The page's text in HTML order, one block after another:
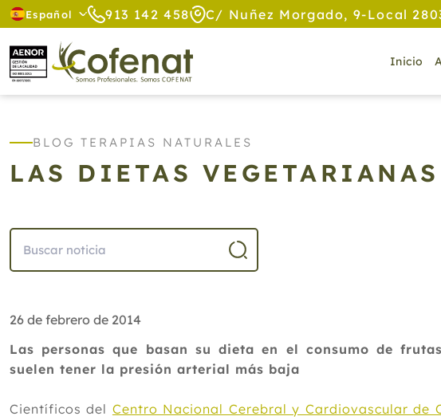
Español 913 142 458 C/ Nuñez Morgado, 9-Local
Inicio
BLOG TERAPIAS NATURALES
LAS DIETAS
26 de febrero de 2014
Las personas que basan su dieta en el consumo de
suelen tener la presión arterial más baja
Científicos del Centro Nacional Cerebral y Cardiovascular de